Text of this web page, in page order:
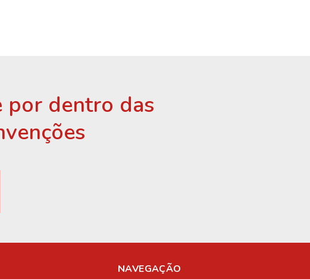
por dentro das
NAVEGAÇÃO